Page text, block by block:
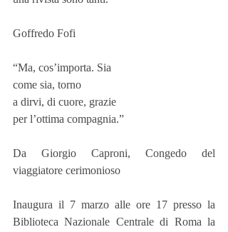
Goffredo Fofi
“Ma, cos’importa. Sia
come sia, torno
a dirvi, di cuore, grazie
per l’ottima compagnia.”
Da Giorgio Caproni, Congedo del
viaggiatore cerimonioso
Inaugura il 7 marzo alle ore 17 presso la
Biblioteca Nazionale Centrale di Roma la